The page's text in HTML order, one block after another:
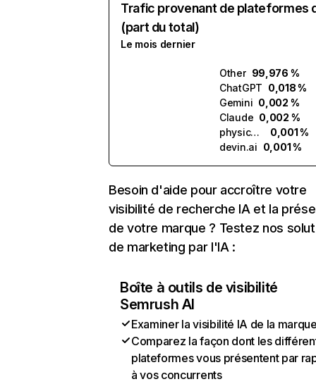
Trafic provenant de plateformes
(part du total)
Le mois dernier
Other 99,976 %
ChatGPT 0,018 %
Gemini 0,002 %
Claude 0,002 %
physicsx.ai
0,001 %
devin.ai 0,001 %
Besoin d'aide pour accroître votre
visibilité de recherche IA et la
de votre marque ? Testez nos
de marketing par l'IA :
Boîte à outils de visibilité
Semrush AI
Examiner la visibilité IA de la
Comparez la façon dont les
plateformes vous présentent par
à vos concurrents